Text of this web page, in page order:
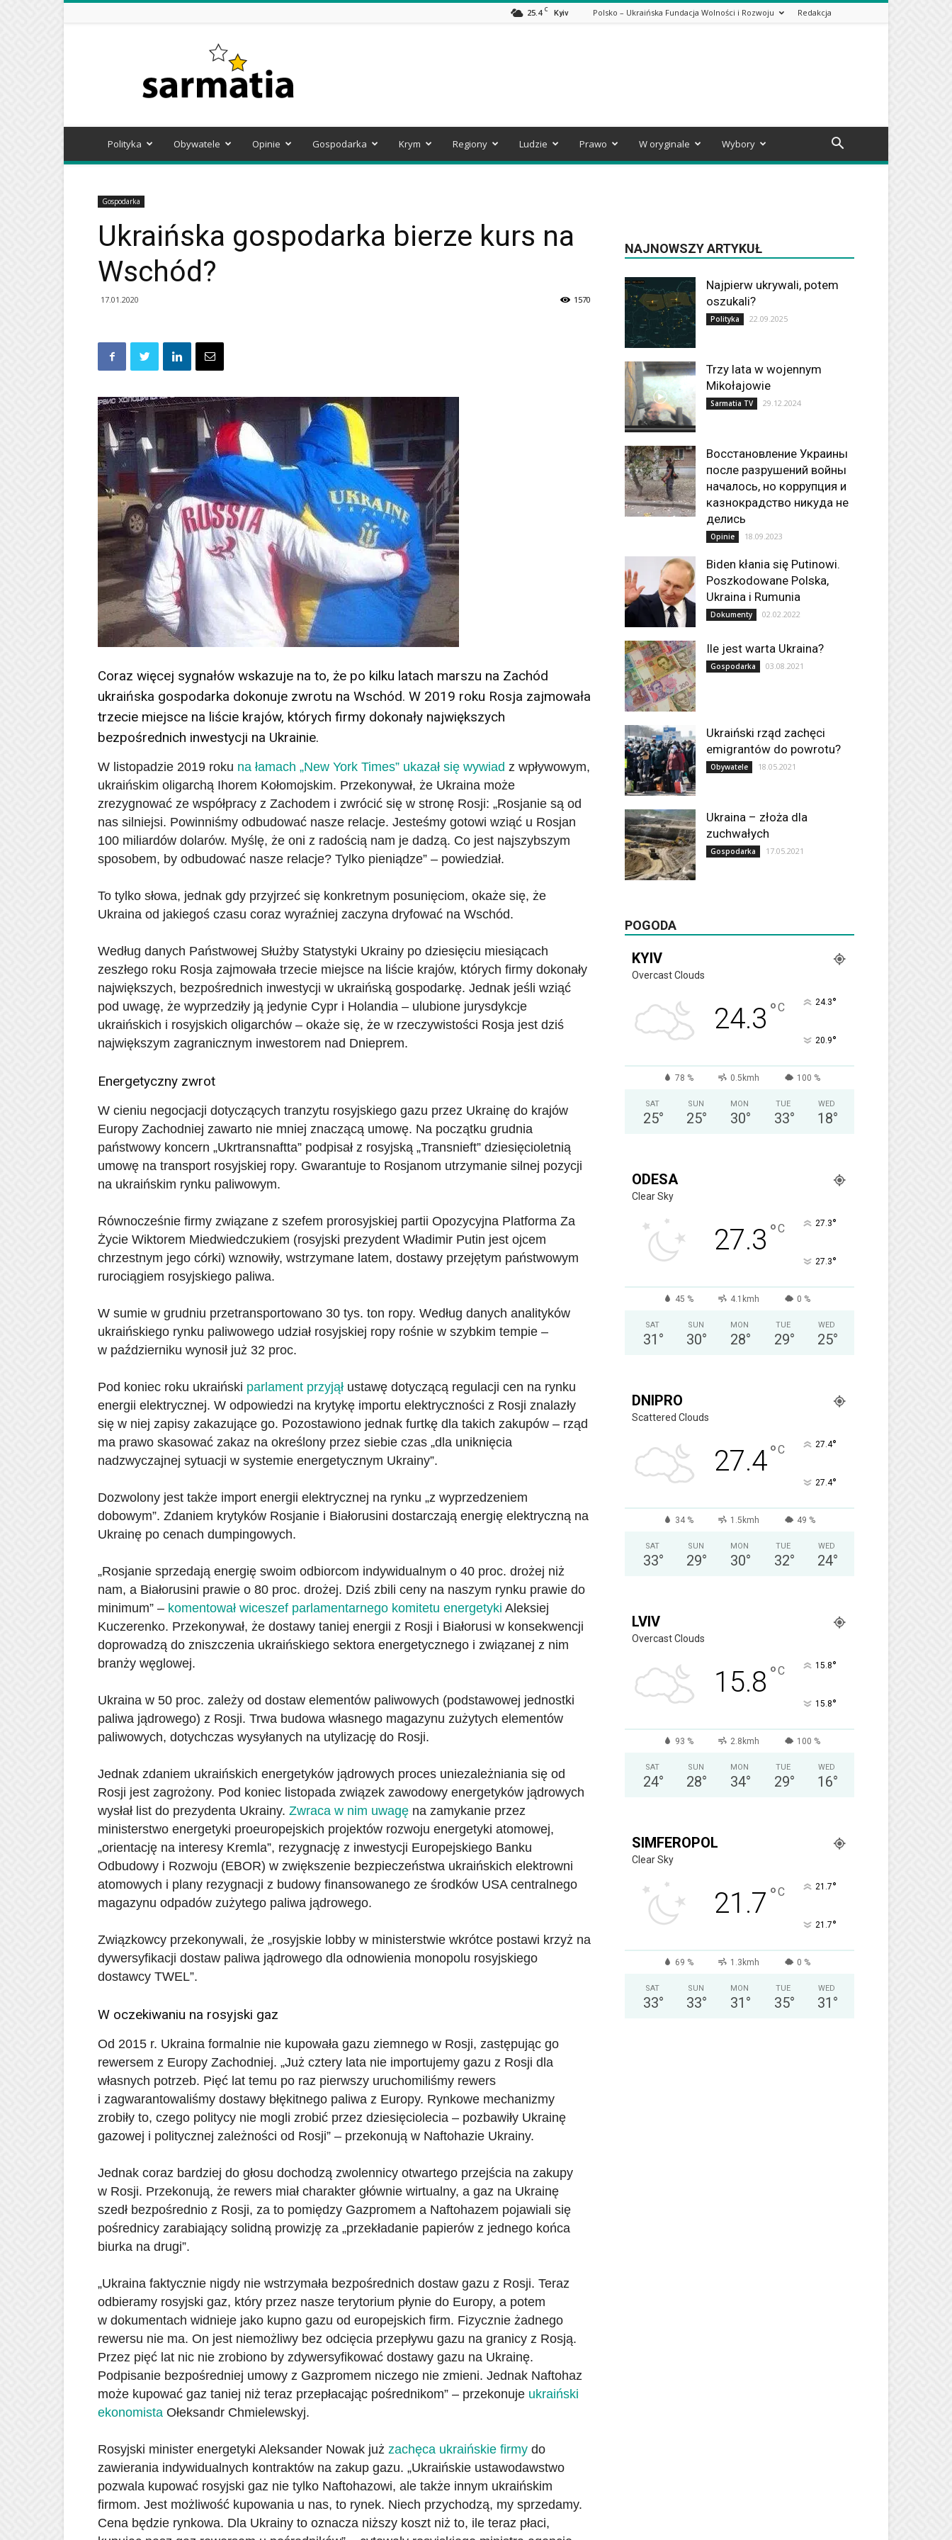
25.4 C Kyiv Polsko – Ukraińska Fundacja Wolności i Rozwoju Redakcja
Polityka Obywatele Opinie Gospodarka Krym Regiony Ludzie Prawo W oryginale Wybory
Gospodarka
Ukraińska gospodarka bierze kurs na
Wschód?
17.01.2020 1570
Coraz więcej sygnałów wskazuje na to, że po kilku latach marszu na Zachód
ukraińska gospodarka dokonuje zwrotu na Wschód. W 2019 roku Rosja zajmowała
trzecie miejsce na liście krajów, których firmy dokonały największych
bezpośrednich inwestycji na Ukrainie.
W listopadzie 2019 roku na łamach „New York Times” ukazał się wywiad z wpływowym,
ukraińskim oligarchą Ihorem Kołomojskim. Przekonywał, że Ukraina może
zrezygnować ze współpracy z Zachodem i zwrócić się w stronę Rosji: „Rosjanie są od
nas silniejsi. Powinniśmy odbudować nasze relacje. Jesteśmy gotowi wziąć u Rosjan
100 miliardów dolarów. Myślę, że oni z radością nam je dadzą. Co jest najszybszym
sposobem, by odbudować nasze relacje? Tylko pieniądze” – powiedział.
To tylko słowa, jednak gdy przyjrzeć się konkretnym posunięciom, okaże się, że
Ukraina od jakiegoś czasu coraz wyraźniej zaczyna dryfować na Wschód.
Według danych Państwowej Służby Statystyki Ukrainy po dziesięciu miesiącach
zeszłego roku Rosja zajmowała trzecie miejsce na liście krajów, których firmy dokonały
największych, bezpośrednich inwestycji w ukraińską gospodarkę. Jednak jeśli wziąć
pod uwagę, że wyprzedziły ją jedynie Cypr i Holandia – ulubione jurysdykcje
ukraińskich i rosyjskich oligarchów – okaże się, że w rzeczywistości Rosja jest dziś
największym zagranicznym inwestorem nad Dnieprem.
Energetyczny zwrot
W cieniu negocjacji dotyczących tranzytu rosyjskiego gazu przez Ukrainę do krajów
Europy Zachodniej zawarto nie mniej znaczącą umowę. Na początku grudnia
państwowy koncern „Ukrtransnaftta” podpisał z rosyjską „Transnieft” dziesięcioletnią
umowę na transport rosyjskiej ropy. Gwarantuje to Rosjanom utrzymanie silnej pozycji
na ukraińskim rynku paliwowym.
Równocześnie firmy związane z szefem prorosyjskiej partii Opozycyjna Platforma Za
Życie Wiktorem Miedwiedczukiem (rosyjski prezydent Władimir Putin jest ojcem
chrzestnym jego córki) wznowiły, wstrzymane latem, dostawy przejętym państwowym
rurociągiem rosyjskiego paliwa.
W sumie w grudniu przetransportowano 30 tys. ton ropy. Według danych analityków
ukraińskiego rynku paliwowego udział rosyjskiej ropy rośnie w szybkim tempie –
w październiku wynosił już 32 proc.
Pod koniec roku ukraiński parlament przyjął ustawę dotyczącą regulacji cen na rynku
energii elektrycznej. W odpowiedzi na krytykę importu elektryczności z Rosji znalazły
się w niej zapisy zakazujące go. Pozostawiono jednak furtkę dla takich zakupów – rząd
ma prawo skasować zakaz na określony przez siebie czas „dla uniknięcia
nadzwyczajnej sytuacji w systemie energetycznym Ukrainy”.
Dozwolony jest także import energii elektrycznej na rynku „z wyprzedzeniem
dobowym”. Zdaniem krytyków Rosjanie i Białorusini dostarczają energię elektryczną na
Ukrainę po cenach dumpingowych.
„Rosjanie sprzedają energię swoim odbiorcom indywidualnym o 40 proc. drożej niż
nam, a Białorusini prawie o 80 proc. drożej. Dziś zbili ceny na naszym rynku prawie do
minimum” – komentował wiceszef parlamentarnego komitetu energetyki Aleksiej
Kuczerenko. Przekonywał, że dostawy taniej energii z Rosji i Białorusi w konsekwencji
doprowadzą do zniszczenia ukraińskiego sektora energetycznego i związanej z nim
branży węglowej.
Ukraina w 50 proc. zależy od dostaw elementów paliwowych (podstawowej jednostki
paliwa jądrowego) z Rosji. Trwa budowa własnego magazynu zużytych elementów
paliwowych, dotychczas wysyłanych na utylizację do Rosji.
Jednak zdaniem ukraińskich energetyków jądrowych proces uniezależniania się od
Rosji jest zagrożony. Pod koniec listopada związek zawodowy energetyków jądrowych
wysłał list do prezydenta Ukrainy. Zwraca w nim uwagę na zamykanie przez
ministerstwo energetyki proeuropejskich projektów rozwoju energetyki atomowej,
„orientację na interesy Kremla”, rezygnację z inwestycji Europejskiego Banku
Odbudowy i Rozwoju (EBOR) w zwiększenie bezpieczeństwa ukraińskich elektrowni
atomowych i plany rezygnacji z budowy finansowanego ze środków USA centralnego
magazynu odpadów zużytego paliwa jądrowego.
Związkowcy przekonywali, że „rosyjskie lobby w ministerstwie wkrótce postawi krzyż na
dywersyfikacji dostaw paliwa jądrowego dla odnowienia monopolu rosyjskiego
dostawcy TWEL”.
W oczekiwaniu na rosyjski gaz
Od 2015 r. Ukraina formalnie nie kupowała gazu ziemnego w Rosji, zastępując go
rewersem z Europy Zachodniej. „Już cztery lata nie importujemy gazu z Rosji dla
własnych potrzeb. Pięć lat temu po raz pierwszy uruchomiliśmy rewers
i zagwarantowaliśmy dostawy błękitnego paliwa z Europy. Rynkowe mechanizmy
zrobiły to, czego politycy nie mogli zrobić przez dziesięciolecia – pozbawiły Ukrainę
gazowej i politycznej zależności od Rosji” – przekonują w Naftohazie Ukrainy.
Jednak coraz bardziej do głosu dochodzą zwolennicy otwartego przejścia na zakupy
w Rosji. Przekonują, że rewers miał charakter głównie wirtualny, a gaz na Ukrainę
szedł bezpośrednio z Rosji, za to pomiędzy Gazpromem a Naftohazem pojawiali się
pośrednicy zarabiający solidną prowizję za „przekładanie papierów z jednego końca
biurka na drugi”.
„Ukraina faktycznie nigdy nie wstrzymała bezpośrednich dostaw gazu z Rosji. Teraz
odbieramy rosyjski gaz, który przez nasze terytorium płynie do Europy, a potem
w dokumentach widnieje jako kupno gazu od europejskich firm. Fizycznie żadnego
rewersu nie ma. On jest niemożliwy bez odcięcia przepływu gazu na granicy z Rosją.
Przez pięć lat nic nie zrobiono by zdywersyfikować dostawy gazu na Ukrainę.
Podpisanie bezpośredniej umowy z Gazpromem niczego nie zmieni. Jednak Naftohaz
może kupować gaz taniej niż teraz przepłacając pośrednikom” – przekonuje ukraiński
ekonomista Ołeksandr Chmielewskyj.
Rosyjski minister energetyki Aleksander Nowak już zachęca ukraińskie firmy do
zawierania indywidualnych kontraktów na zakup gazu. „Ukraińskie ustawodawstwo
pozwala kupować rosyjski gaz nie tylko Naftohazowi, ale także innym ukraińskim
firmom. Jest możliwość kupowania u nas, to rynek. Niech przychodzą, my sprzedamy.
Cena będzie rynkowa. Dla Ukrainy to oznacza niższy koszt niż to, ile teraz płaci,
NAJNOWSZY ARTYKUŁ
Najpierw ukrywali, potem
oszukali?
Polityka 22.09.2025
Trzy lata w wojennym
Mikołajowie
Sarmatia TV 29.12.2024
Восстановление Украины
после разрушений войны
началось, но коррупция и
казнокрадство никуда не
делись
Opinie 18.09.2023
Biden kłania się Putinowi.
Poszkodowane Polska,
Ukraina i Rumunia
Dokumenty 02.02.2022
Ile jest warta Ukraina?
Gospodarka 03.08.2021
Ukraiński rząd zachęci
emigrantów do powrotu?
Obywatele 18.05.2021
Ukraina – złoża dla
zuchwałych
Gospodarka 17.05.2021
POGODA
KYIV
Overcast Clouds
24.3 °C 24.3°
20.9°
78 % 0.5kmh 100 %
SAT
25°
SUN
25°
MON
30°
TUE
33°
WED
18°
ODESA
Clear Sky
27.3 °C 27.3°
27.3°
45 % 4.1kmh 0 %
SAT
31 °
SUN
30°
MON
28°
TUE
29°
WED
25°
DNIPRO
Scattered Clouds
27.4°C 27.4°
27.4°
34 % 1.5kmh 49 %
SAT
33°
SUN
29°
MON
30°
TUE
32°
WED
24°
LVIV
Overcast Clouds
15.8 °C 15.8°
15.8°
93 % 2.8kmh 100 %
SAT
24°
SUN
28°
MON
34°
TUE
29°
WED
16°
SIMFEROPOL
Clear Sky
21.7 °C 21.7°
21.7°
69 % 1.3kmh 0 %
SAT
33°
SUN
33°
MON
31 °
TUE
35°
WED
31 °